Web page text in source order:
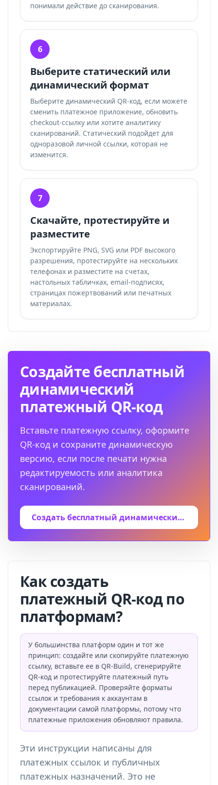
понимали действие до сканирования.
6
Выберите статический или
динамический формат
Выберите динамический QR-код, если можете
сменить платежное приложение, обновить
checkout-ссылку или хотите аналитику
сканирований. Статический подойдет для
одноразовой личной ссылки, которая не
изменится.
7
Скачайте, протестируйте и
разместите
Экспортируйте PNG, SVG или PDF высокого
разрешения, протестируйте на нескольких
телефонах и разместите на счетах,
настольных табличках, email-подписях,
страницах пожертвований или печатных
материалах.
Создайте бесплатный
динамический
платежный QR-код
Вставьте платежную ссылку, оформите
QR-код и сохраните динамическую
версию, если после печати нужна
редактируемость или аналитика
сканирований.
Создать бесплатный динамический QR-код
Как создать
платежный QR-код по
платформам?
У большинства платформ один и тот же
принцип: создайте или скопируйте платежную
ссылку, вставьте ее в QR-Build, сгенерируйте
QR-код и протестируйте платежный путь
перед публикацией. Проверяйте форматы
ссылок и требования к аккаунтам в
документации самой платформы, потому что
платежные приложения обновляют правила.
Эти инструкции написаны для
платежных ссылок и публичных
платежных назначений. Это не